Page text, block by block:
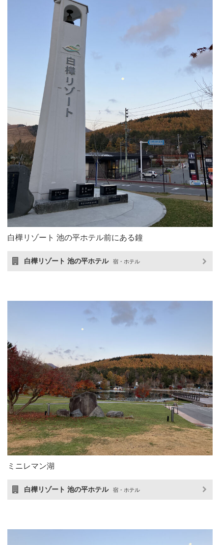
白樺リゾート 池の平ホテル前にある鐘
白樺リゾート 池の平ホテル 宿・ホテル
ミニレマン湖
白樺リゾート 池の平ホテル 宿・ホテル